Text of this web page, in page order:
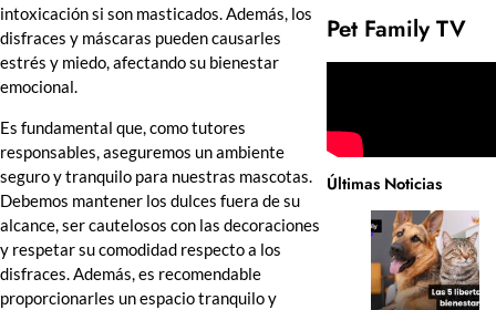
intoxicación si son masticados. Además, los
disfraces y máscaras pueden causarles
estrés y miedo, afectando su bienestar
emocional.
Es fundamental que, como tutores
responsables, aseguremos un ambiente
seguro y tranquilo para nuestras mascotas.
Debemos mantener los dulces fuera de su
alcance, ser cautelosos con las decoraciones
y respetar su comodidad respecto a los
disfraces. Además, es recomendable
proporcionarles un espacio tranquilo y
Pet Family TV
Últimas Noticias